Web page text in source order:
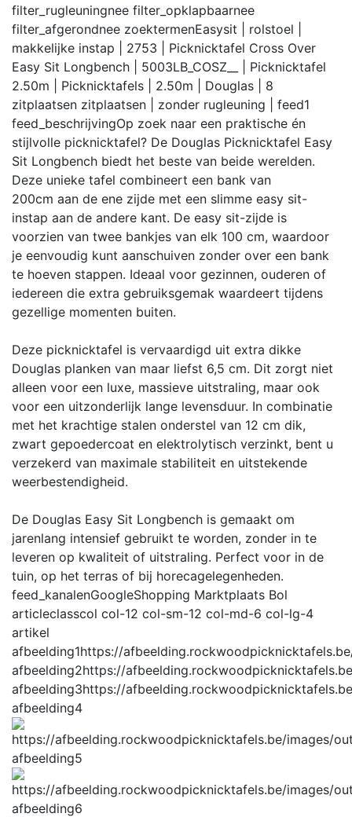
filter_rugleuningnee filter_opklapbaarnee
filter_afgerondnee zoektermenEasysit | rolstoel |
makkelijke instap | 2753 | Picknicktafel Cross Over
Easy Sit Longbench | 5003LB_COSZ__ | Picknicktafel
2.50m | Picknicktafels | 2.50m | Douglas | 8
zitplaatsen zitplaatsen | zonder rugleuning |
feed1
feed_beschrijvingOp zoek naar een praktische én
stijlvolle picknicktafel? De Douglas Picknicktafel Easy
Sit Longbench biedt het beste van beide werelden.
Deze unieke tafel combineert een bank van
200cm aan de ene zijde met een slimme easy sit-
instap aan de andere kant. De easy sit-zijde is
voorzien van twee bankjes van elk 100 cm, waardoor
je eenvoudig kunt aanschuiven zonder over een bank
te hoeven stappen. Ideaal voor gezinnen, ouderen of
iedereen die extra gebruiksgemak waardeert tijdens
gezellige momenten buiten.
Deze picknicktafel is vervaardigd uit extra dikke
Douglas planken van maar liefst 6,5 cm. Dit zorgt niet
alleen voor een luxe, massieve uitstraling, maar ook
voor een uitzonderlijk lange levensduur. In combinatie
met het krachtige stalen onderstel van 12 cm dik,
zwart gepoedercoat en elektrolytisch verzinkt, bent u
verzekerd van maximale stabiliteit en uitstekende
weerbestendigheid.
De Douglas Easy Sit Longbench is gemaakt om
jarenlang intensief gebruikt te worden, zonder in te
leveren op kwaliteit of uitstraling. Perfect voor in de
tuin, op het terras of bij horecagelegenheden.
feed_kanalenGoogleShopping Marktplaats Bol
articleclasscol col-12 col-sm-12 col-md-6 col-lg-4
artikel
afbeelding1https://
afbeelding2https://
afbeelding3https://
afbeelding4
afbeelding5
afbeelding6